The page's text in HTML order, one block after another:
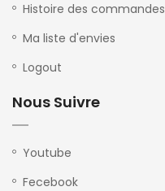
Histoire des commandes
Ma liste d'envies
Logout
Nous Suivre
Youtube
Fecebook